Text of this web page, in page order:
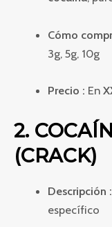
Cómo
3g, 5g, 10g
Precio : En
2.
(CRACK)
Descripción :
específico